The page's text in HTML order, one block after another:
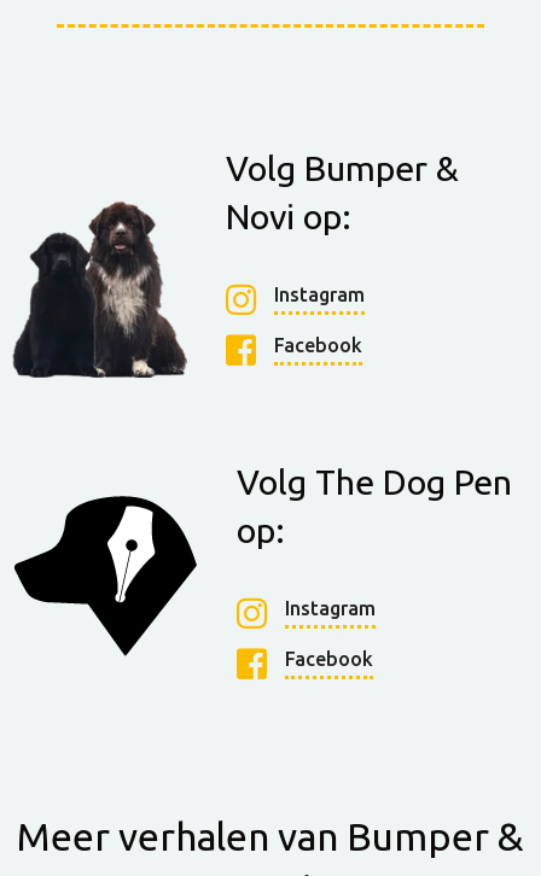
Volg Bumper &
Novi op:
Instagram
Facebook
Volg The Dog Pen
op:
Instagram
Facebook
Meer verhalen van Bumper &